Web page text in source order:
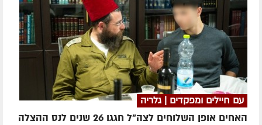
עם חיילים ומפקדים | גלריה
האחים אופן השלוחים לצה"ל חגגו 26 שנים לנס ההצלה